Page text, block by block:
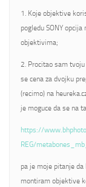
1. Koje objektive
pogledu SONY
objektivima;
2. Procitao sam
se cena za dvojku
(recimo) na
je moguce da se na
https://
REG/
pa je moje pitanje da
montiram objektive